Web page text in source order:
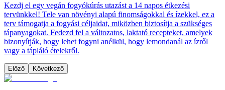
Kezdj el egy vegán fogyókúrás utazást a 14 napos étkezési
tervünkkel! Tele van növényi alapú finomságokkal és ízekkel, ez a
terv támogatja a fogyási céljaidat, miközben biztosítja a szükséges
tápanyagokat. Fedezd fel a változatos, laktató recepteket, amelyek
bizonyítják, hogy lehet fogyni anélkül, hogy lemondanál az ízről
vagy a tápláló ételekről.
Előző Következő